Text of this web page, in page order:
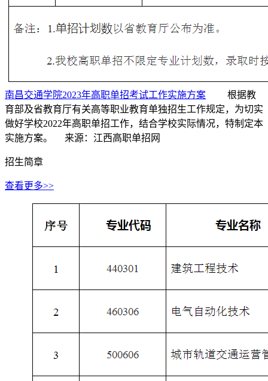
南昌交通学院2023年高职单招考试工作实施方案
根据教
育部及省教育厅有关高等职业教育单独招生工作规定，为切实
做好学校2022年高职单招工作，结合学校实际情况，特制定本
实施方案。
来源：江西高职单招网
招生简章
查看更多>>